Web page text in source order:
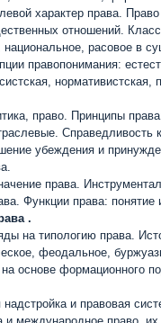
характер права.
отношений.
национальное, расовое в
правопонимания:
нормативистская,
право. Принципы
Справедливость
убеждения и
права.
Функции права: понятие
.
на типологию права.
феодальное,
основе формационного
надстройка и правовая